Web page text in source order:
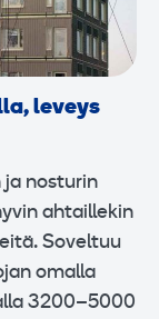
leveys
ja nosturin
ahtaillekin
Soveltuu
omalla
3200–5000